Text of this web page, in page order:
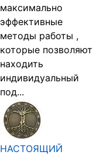
максимально
эффективные
методы работы ,
которые позволяют
находить
индивидуальный
под...
НАСТОЯЩИЙ